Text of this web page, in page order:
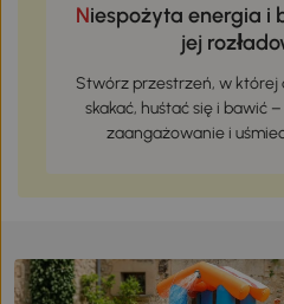
Niespożyta energia i brak pomysłów na
jej
Stwórz przestrzeń, w
skakać, huśtać się i bawić
zaangażowanie i